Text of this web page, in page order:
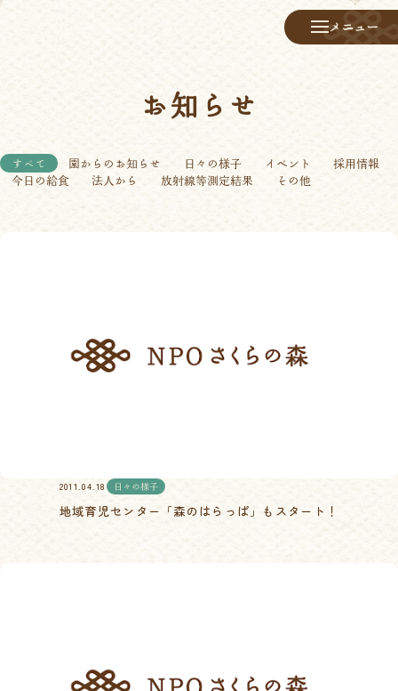
メニュー
お知らせ
すべて 園からのお知らせ 日々の様子 イベント
採用情報
今日の給食
法人から 放射線等測定結果 その他
2011.04.18 日々の様子
地域育児センター「森のはらっぱ」もスタート！